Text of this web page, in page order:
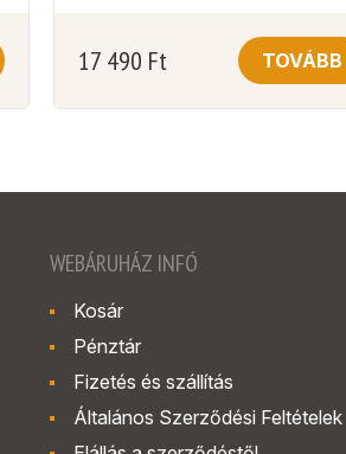
17 490 Ft TOVÁBB
WEBÁRUHÁZ INFÓ
Kosár
Pénztár
Fizetés és szállítás
Általános Szerződési Feltételek